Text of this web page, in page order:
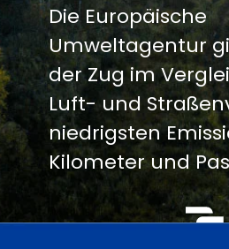
Die Europäische
Umweltagentur
der Zug im
Luft- und
niedrigsten
Kilometer und